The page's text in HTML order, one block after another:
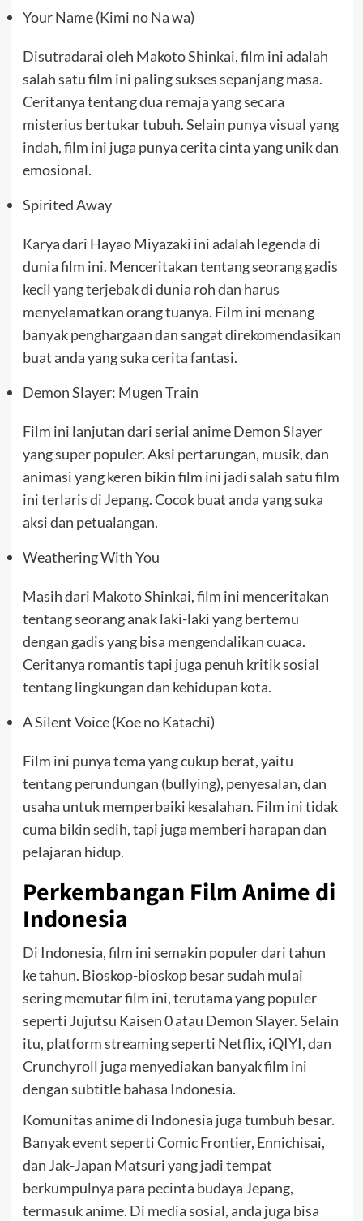
Your Name (Kimi no Na wa)
Disutradarai oleh Makoto Shinkai, film ini adalah
salah satu film ini paling sukses sepanjang masa.
Ceritanya tentang dua remaja yang secara
misterius bertukar tubuh. Selain punya visual yang
indah, film ini juga punya cerita cinta yang unik dan
emosional.
Spirited Away
Karya dari Hayao Miyazaki ini adalah legenda di
dunia film ini. Menceritakan tentang seorang gadis
kecil yang terjebak di dunia roh dan harus
menyelamatkan orang tuanya. Film ini menang
banyak penghargaan dan sangat direkomendasikan
buat anda yang suka cerita fantasi.
Demon Slayer: Mugen Train
Film ini lanjutan dari serial anime Demon Slayer
yang super populer. Aksi pertarungan, musik, dan
animasi yang keren bikin film ini jadi salah satu film
ini terlaris di Jepang. Cocok buat anda yang suka
aksi dan petualangan.
Weathering With You
Masih dari Makoto Shinkai, film ini menceritakan
tentang seorang anak laki-laki yang bertemu
dengan gadis yang bisa mengendalikan cuaca.
Ceritanya romantis tapi juga penuh kritik sosial
tentang lingkungan dan kehidupan kota.
A Silent Voice (Koe no Katachi)
Film ini punya tema yang cukup berat, yaitu
tentang perundungan (bullying), penyesalan, dan
usaha untuk memperbaiki kesalahan. Film ini tidak
cuma bikin sedih, tapi juga memberi harapan dan
pelajaran hidup.
Perkembangan Film Anime di
Indonesia
Di Indonesia, film ini semakin populer dari tahun
ke tahun. Bioskop-bioskop besar sudah mulai
sering memutar film ini, terutama yang populer
seperti Jujutsu Kaisen 0 atau Demon Slayer. Selain
itu, platform streaming seperti Netflix, iQIYI, dan
Crunchyroll juga menyediakan banyak film ini
dengan subtitle bahasa Indonesia.
Komunitas anime di Indonesia juga tumbuh besar.
Banyak event seperti Comic Frontier, Ennichisai,
dan Jak-Japan Matsuri yang jadi tempat
berkumpulnya para pecinta budaya Jepang,
termasuk anime. Di media sosial, anda juga bisa